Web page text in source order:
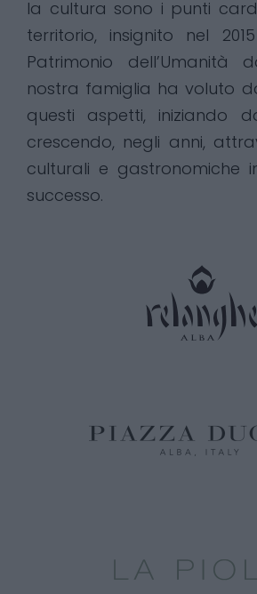
la cultura sono i punti
territorio, insignito nel
Patrimonio dell’Umanità
nostra famiglia ha voluto
questi aspetti, iniziando
crescendo, negli anni,
culturali e gastronomiche
successo.